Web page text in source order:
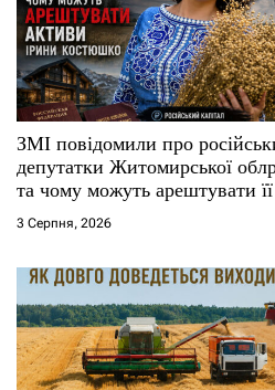
ЗМІ повідомили про
депутатки Житомирської
та чому можуть арештувати
3 Серпня, 2026